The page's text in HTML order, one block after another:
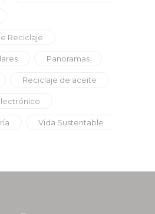
Reciclaje
Panoramas
Reciclaje de aceite
Vida Sustentable